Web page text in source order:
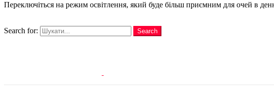
Переключіться на режим освітлення, який буде більш приємним для очей в
Search for:
Search